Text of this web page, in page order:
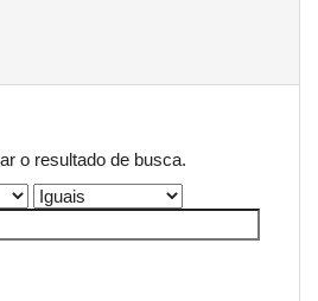
o resultado de busca.